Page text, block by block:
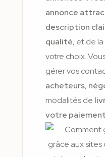
annonce
description
qualité, et de
votre choix.
gérer vos
acheteurs,
modalités de
votre paiement